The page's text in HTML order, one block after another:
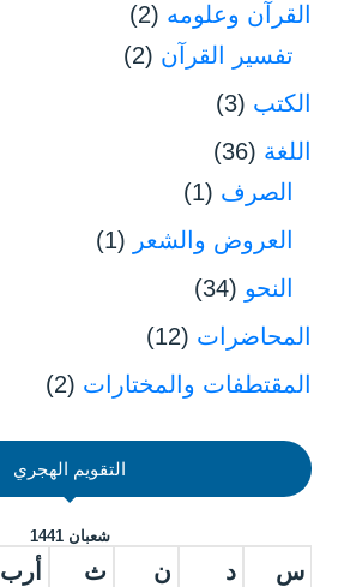
القرآن وعلومه (2)
تفسير القرآن (2)
الكتب (3)
اللغة (36)
الصرف (1)
العروض والشعر (1)
النحو (34)
المحاضرات (12)
المقتطفات والمختارات (2)
التقويم الهجري
شعبان 1441
س د ن ث أرب